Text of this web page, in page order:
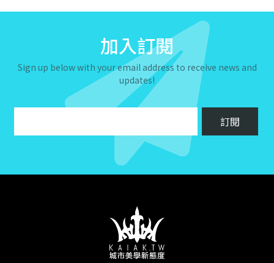
加入訂閱
Sign up below with your email address to receive news and
updates!